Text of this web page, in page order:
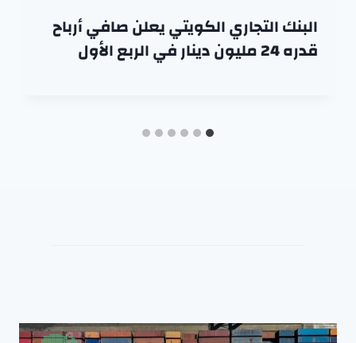
البنك التجاري الكويتي يعلن صافي أرباح
قدره 24 مليون دينار في الربع الأول